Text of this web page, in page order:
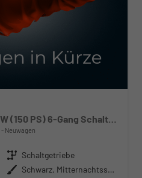
Basis (Basis) 1.5 TSI 110kW (150 PS) 6-Gang Schaltgetriebe
Neuwagen
Getriebe Schaltgetriebe
Außenfarbe
Schwarz, Mitternachtsschwarz (0E)